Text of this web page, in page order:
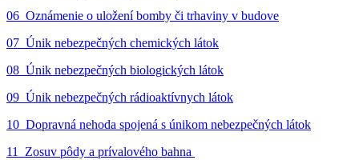
06_Oznámenie o uložení bomby či trhaviny v budove
07_Únik nebezpečných chemických látok
08_Únik nebezpečných biologických látok
09_Únik nebezpečných rádioaktívnych látok
10_Dopravná nehoda spojená s únikom nebezpečných látok
11_Zosuv pôdy a prívalového bahna